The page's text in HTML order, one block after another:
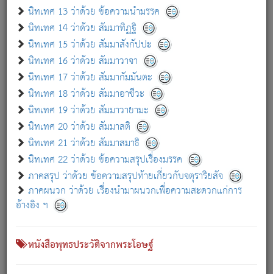
นิทเทศ 13 ว่าด้วย ข้อความนำมรรค
นิทเทศ 14 ว่าด้วย สัมมาทิฏฐิ
นิทเทศ 15 ว่าด้วย สัมมาสังกัปปะ
นิทเทศ 16 ว่าด้วย สัมมาวาจา
นิทเทศ 17 ว่าด้วย สัมมากัมมันตะ
นิทเทศ 18 ว่าด้วย สัมมาอาชีวะ
นิทเทศ 19 ว่าด้วย สัมมาวายามะ
นิทเทศ 20 ว่าด้วย สัมมาสติ
นิทเทศ 21 ว่าด้วย สัมมาสมาธิ
นิทเทศ 22 ว่าด้วย ข้อความสรุปเรื่องมรรค
ภาคสรุป ว่าด้วย ข้อความสรุปท้ายเกี่ยวกับจตุราริยสัจ
ภาคผนวก ว่าด้วย เรื่องนำมาผนวกเพื่อความสะดวกแก่การ
อ้างอิง ฯ
หนังสือพุทธประวัติจากพระโอษฐ์
เกี่ยวกับธรรมโฆษณ์ออนไลน์ (Disclaimer)
แม้ระบบ "ธรรมโฆษณ์ออนไลน์" พยายามปรับปรุงข้อมูลให้ถูกต้องมากที่สุด
ผู้ศึกษาก็พึงตรวจสอบกับตัวเล่มหนังสือต้นฉบับ ที่มีการพิมพ์ครั้งล่าสุด
ก่อนนำข้อมูลไปใช้ในการอ้างอิง"
เกี่ยวกับอัตถจารี|เกี่ยวกับการพัฒนา|แจ้งข้อผิดพลาด / แนะนำ
หนังสือที่เกี่ยวข้อง